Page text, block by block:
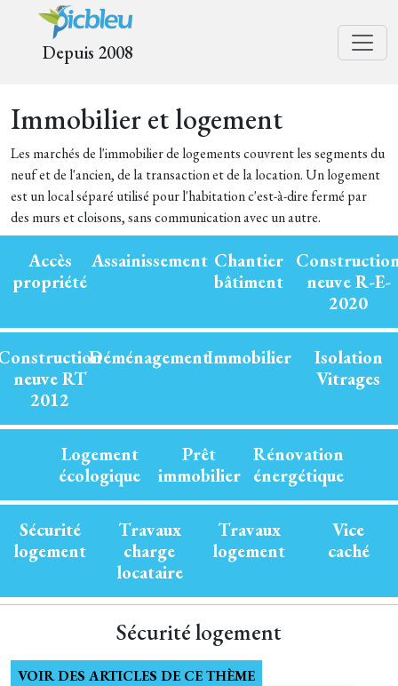
Depuis 2008
Immobilier et logement
Les marchés de l'immobilier de logements couvrent les segments du
neuf et de l'ancien, de la transaction et de la location. Un logement
est un local séparé utilisé pour l'habitation c'est-à-dire fermé par
des murs et cloisons, sans communication avec un autre.
Accès
propriété
Assainissement Chantier
bâtiment
neuve R-E-
2020
neuve RT
2012
DéménagementImmobilier
Isolation
Vitrages
Logement
écologique
Prêt
immobilier
Rénovation
énergétique
Sécurité
logement
Travaux
charge
locataire
Travaux
logement
Vice
caché
Sécurité logement
VOIR DES ARTICLES DE CE THÈME